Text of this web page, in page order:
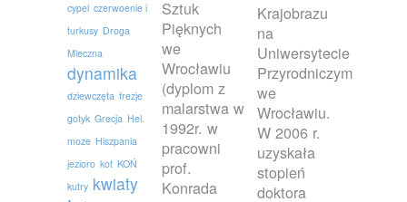
cypel czerwoenie i
turkusy Droga
Mleczna
dynamika
dziewczęta frezje
gotyk Grecja Hel.
moze Hiszpania
jezioro kot KOŃ
kutry kwiaty
Sztuk
Pięknych
we
Wrocławiu
(dyplom z
malarstwa w
1992r. w
pracowni
prof.
Konrada
Krajobrazu
na
Uniwersytecie
Przyrodniczym
we
Wrocławiu.
W 2006 r.
uzyskała
stopień
doktora